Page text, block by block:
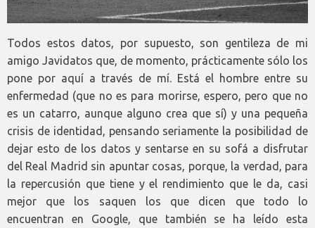
Todos estos datos, por supuesto, son gentileza de mi
amigo Javidatos que, de momento, prácticamente sólo los
pone por aquí a través de mí. Está el hombre entre su
enfermedad (que no es para morirse, espero, pero que no
es un catarro, aunque alguno crea que sí) y una pequeña
crisis de identidad, pensando seriamente la posibilidad de
dejar esto de los datos y sentarse en su sofá a disfrutar
del Real Madrid sin apuntar cosas, porque, la verdad, para
la repercusión que tiene y el rendimiento que le da, casi
mejor que los saquen los que dicen que todo lo
encuentran en Google, que también se ha leído esta